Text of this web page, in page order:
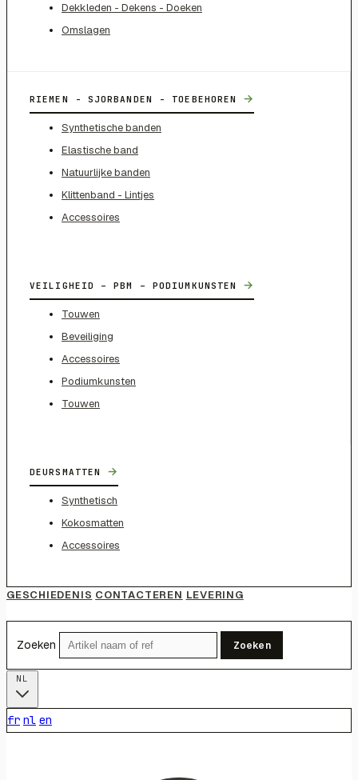
Dekkleden - Dekens - Doeken
Omslagen
RIEMEN - SJORBANDEN - TOEBEHOREN →
Synthetische banden
Elastische band
Natuurlijke banden
Klittenband - Lintjes
Accessoires
VEILIGHEID – PBM – PODIUMKUNSTEN →
Touwen
Beveiliging
Accessoires
Podiumkunsten
Touwen
DEURSMATTEN →
Synthetisch
Kokosmatten
Accessoires
GESCHIEDENIS CONTACTEREN LEVERING
Zoeken Zoeken
fr nl en